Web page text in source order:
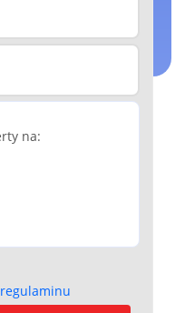
regulaminu